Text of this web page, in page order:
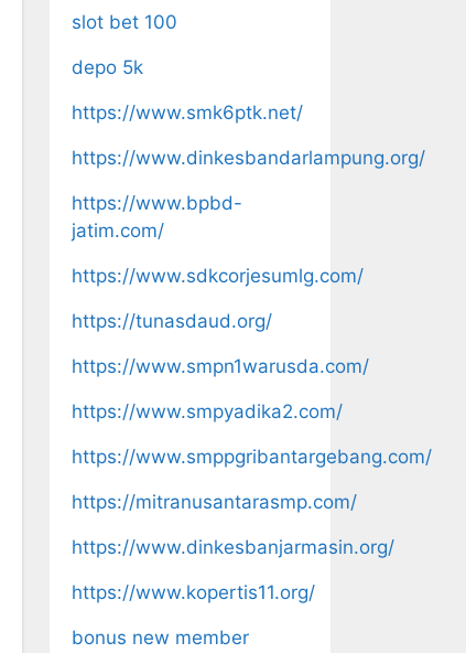
slot bet 100
depo 5k
https://www.smk6ptk.net/
https://www.dinkesbandarlampung.org/
https://www.bpbd-
jatim.com/
https://www.sdkcorjesumlg.com/
https://tunasdaud.org/
https://www.smpn1warusda.com/
https://www.smpyadika2.com/
https://www.smppgribantargebang.com/
https://mitranusantarasmp.com/
https://www.dinkesbanjarmasin.org/
https://www.kopertis11.org/
bonus new member